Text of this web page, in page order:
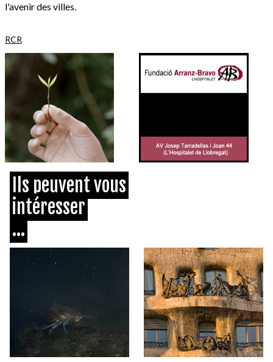
l'avenir des villes.
RCR
Ils peuvent vous
intéresser
...